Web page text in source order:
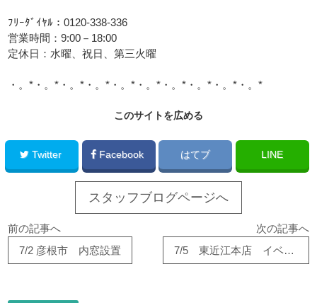
ﾌﾘｰﾀﾞｲﾔﾙ：0120-338-336
営業時間：9:00－18:00
定休日：水曜、祝日、第三火曜
・。*・。*・。*・。*・。*・。*・。*・。*・。*・。*
このサイトを広める
Twitter Facebook はてブ LINE
スタッフブログページへ
前の記事へ
7/2 彦根市 内窓設置
次の記事へ
7/5 東近江本店 イベントのお知らせ！！！